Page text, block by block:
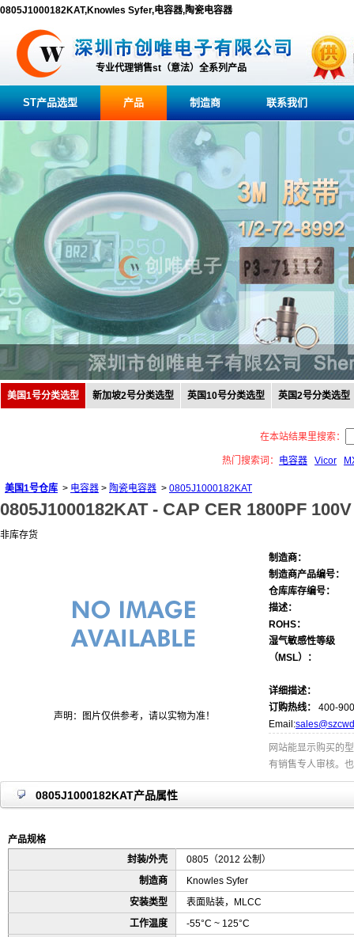
0805J1000182KAT,Knowles Syfer,电容器,陶瓷电容器
专业代理销售st（意法）全系列产品
ST产品选型 产品 制造商 联系我们
美国1号分类选型 新加坡2号分类选型 英国10号分类选型 英国2号分类选型
在本站结果里搜索：
热门搜索词： 电容器 Vicor
美国1号仓库 > 电容器 > 陶瓷电容器 > 0805J1000182KAT
0805J1000182KAT - CAP CER 1800PF
非库存货
声明：图片仅供参考，请以实物为准！
制造商：
制造商产品编号：
仓库库存编号：
描述：
ROHS：
湿气敏感性等级
（MSL）：
详细描述：
订购热线：
400-
Email:
网站能显示购买的
有销售专人审核。
0805J1000182KAT产品属性
产品规格
封装/外壳
0805（2012 公制）
制造商
Knowles Syfer
安装类型
表面贴装，MLCC
工作温度
-55°C ~ 125°C